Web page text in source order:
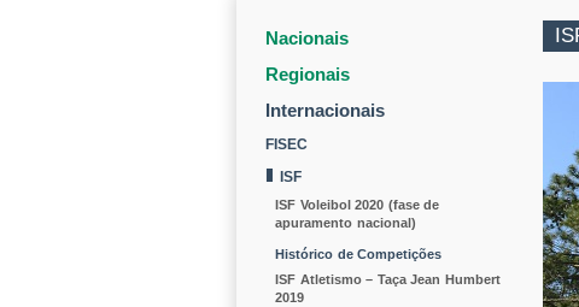
Está aqui
Nacionais
Regionais
Internacionais
FISEC
ISF
ISF Voleibol 2020 (fase de
apuramento nacional)
Histórico de Competições
ISF Atletismo – Taça Jean Humbert
2019